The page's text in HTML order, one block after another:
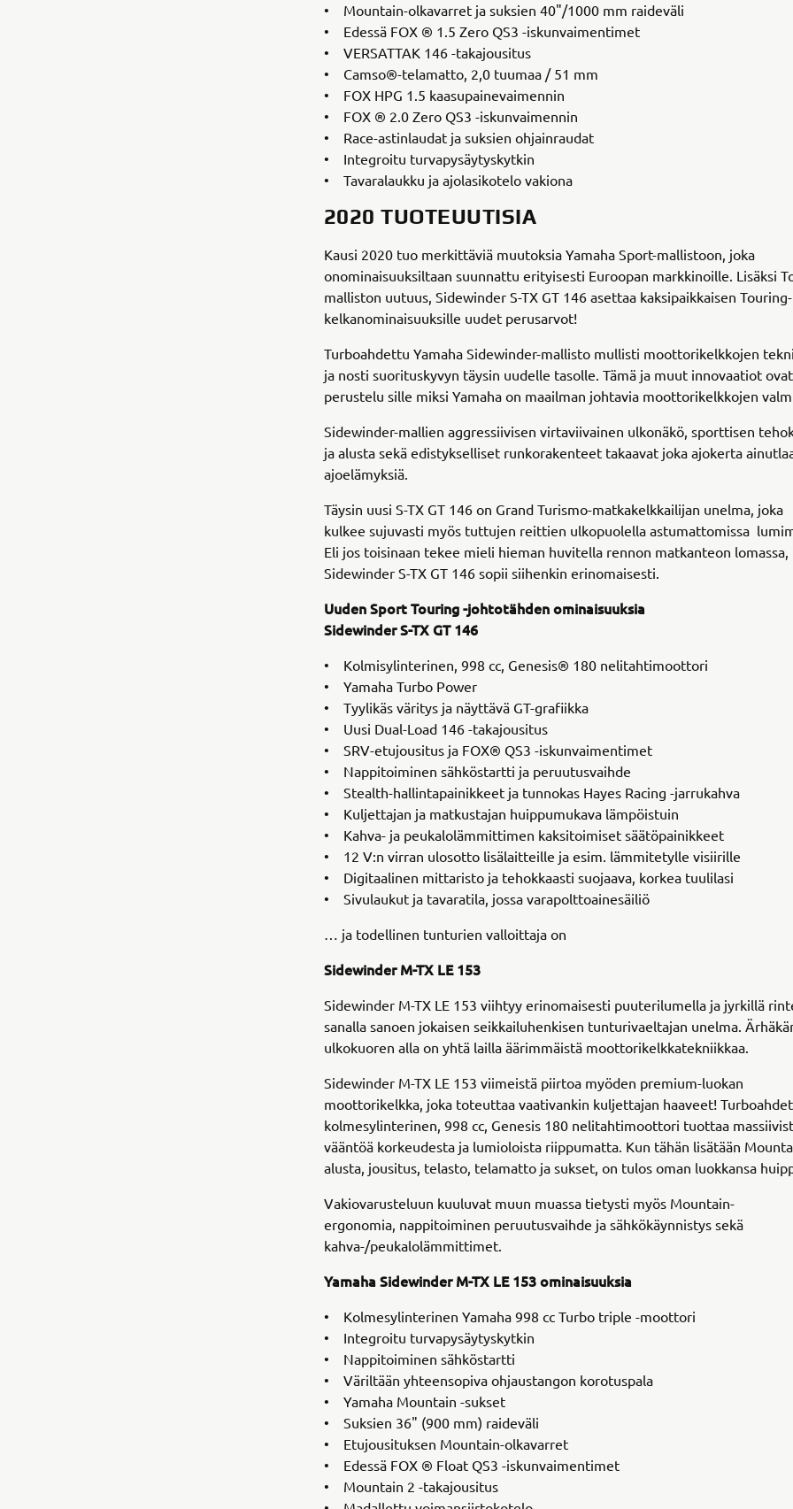
• Mountain-olkavarret ja suksien 40"/1000 mm raideväli
• Edessä FOX ® 1.5 Zero QS3 -iskunvaimentimet
• VERSATTAK 146 -takajousitus
• Camso®-telamatto, 2,0 tuumaa / 51 mm
• FOX HPG 1.5 kaasupainevaimennin
• FOX ® 2.0 Zero QS3 -iskunvaimennin
• Race-astinlaudat ja suksien ohjainraudat
• Integroitu turvapysäytyskytkin
• Tavaralaukku ja ajolasikotelo vakiona
2020 TUOTEUUTISIA
Kausi 2020 tuo merkittäviä muutoksia Yamaha Sport-mallistoon, joka
onominaisuuksiltaan suunnattu erityisesti Euroopan markkinoille. Lisäksi
malliston uutuus, Sidewinder S-TX GT 146 asettaa kaksipaikkaisen Touring-
kelkanominaisuuksille uudet perusarvot!
Turboahdettu Yamaha Sidewinder-mallisto mullisti moottorikelkkojen
ja nosti suorituskyvyn täysin uudelle tasolle. Tämä ja muut innovaatiot
perustelu sille miksi Yamaha on maailman johtavia moottorikelkkojen
Sidewinder-mallien aggressiivisen virtaviivainen ulkonäkö, sporttisen
ja alusta sekä edistykselliset runkorakenteet takaavat joka ajokerta
ajoelämyksiä.
Täysin uusi S-TX GT 146 on Grand Turismo-matkakelkkailijan unelma, joka
kulkee sujuvasti myös tuttujen reittien ulkopuolella astumattomissa
Eli jos toisinaan tekee mieli hieman huvitella rennon matkanteon lomassa,
Sidewinder S-TX GT 146 sopii siihenkin erinomaisesti.
Uuden Sport Touring -johtotähden ominaisuuksia
Sidewinder S-TX GT 146
• Kolmisylinterinen, 998 cc, Genesis® 180 nelitahtimoottori
• Yamaha Turbo Power
• Tyylikäs väritys ja näyttävä GT-grafiikka
• Uusi Dual-Load 146 -takajousitus
• SRV-etujousitus ja FOX® QS3 -iskunvaimentimet
• Nappitoiminen sähköstartti ja peruutusvaihde
• Stealth-hallintapainikkeet ja tunnokas Hayes Racing -jarrukahva
• Kuljettajan ja matkustajan huippumukava lämpöistuin
• Kahva- ja peukalolämmittimen kaksitoimiset säätöpainikkeet
• 12 V:n virran ulosotto lisälaitteille ja esim. lämmitetylle visiirille
• Digitaalinen mittaristo ja tehokkaasti suojaava, korkea tuulilasi
• Sivulaukut ja tavaratila, jossa varapolttoainesäiliö
… ja todellinen tunturien valloittaja on
Sidewinder M-TX LE 153
Sidewinder M-TX LE 153 viihtyy erinomaisesti puuterilumella ja jyrkillä
sanalla sanoen jokaisen seikkailuhenkisen tunturivaeltajan unelma.
ulkokuoren alla on yhtä lailla äärimmäistä moottorikelkkatekniikkaa.
Sidewinder M-TX LE 153 viimeistä piirtoa myöden premium-luokan
moottorikelkka, joka toteuttaa vaativankin kuljettajan haaveet!
kolmesylinterinen, 998 cc, Genesis 180 nelitahtimoottori tuottaa
vääntöä korkeudesta ja lumioloista riippumatta. Kun tähän lisätään
alusta, jousitus, telasto, telamatto ja sukset, on tulos oman luokkansa
Vakiovarusteluun kuuluvat muun muassa tietysti myös Mountain-
ergonomia, nappitoiminen peruutusvaihde ja sähkökäynnistys sekä
kahva-/peukalolämmittimet.
Yamaha Sidewinder M-TX LE 153 ominaisuuksia
• Kolmesylinterinen Yamaha 998 cc Turbo triple -moottori
• Integroitu turvapysäytyskytkin
• Nappitoiminen sähköstartti
• Väriltään yhteensopiva ohjaustangon korotuspala
• Yamaha Mountain -sukset
• Suksien 36" (900 mm) raideväli
• Etujousituksen Mountain-olkavarret
• Edessä FOX ® Float QS3 -iskunvaimentimet
• Mountain 2 -takajousitus